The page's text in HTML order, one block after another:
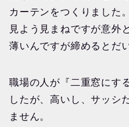
カーテンをつくりました。
見よう見まねですが意外
薄いんですが締めるとだ
職場の人が『二重窓にす
したが、高いし、サッシ
ません。